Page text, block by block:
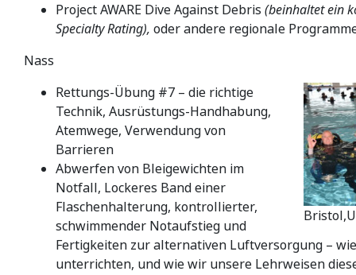
Project AWARE Dive Against Debris (beinhaltet ein
Specialty Rating), oder andere regionale
Nass
Rettungs-Übung #7 – die richtige
Technik, Ausrüstungs-Handhabung,
Atemwege, Verwendung von
Barrieren
Abwerfen von Bleigewichten im
Notfall, Lockeres Band einer
Flaschenhalterung, kontrollierter,
schwimmender Notaufstieg und
Fertigkeiten zur alternativen Luftversorgung –
unterrichten, und wie wir unsere Lehrweisen